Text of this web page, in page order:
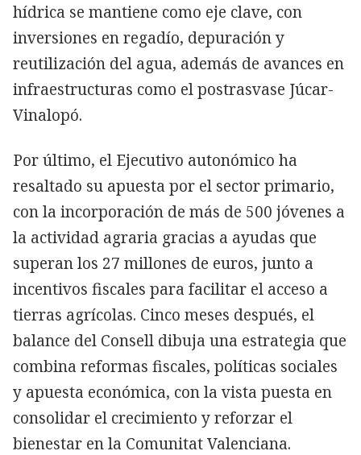
hídrica se mantiene como eje clave, con
inversiones en regadío, depuración y
reutilización del agua, además de avances en
infraestructuras como el postrasvase Júcar-
Vinalopó.
Por último, el Ejecutivo autonómico ha
resaltado su apuesta por el sector primario,
con la incorporación de más de 500 jóvenes a
la actividad agraria gracias a ayudas que
superan los 27 millones de euros, junto a
incentivos fiscales para facilitar el acceso a
tierras agrícolas. Cinco meses después, el
balance del Consell dibuja una estrategia que
combina reformas fiscales, políticas sociales
y apuesta económica, con la vista puesta en
consolidar el crecimiento y reforzar el
bienestar en la Comunitat Valenciana.